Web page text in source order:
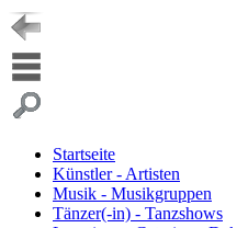
Startseite
Künstler - Artisten
Musik - Musikgruppen
Tänzer(-in) - Tanzshows